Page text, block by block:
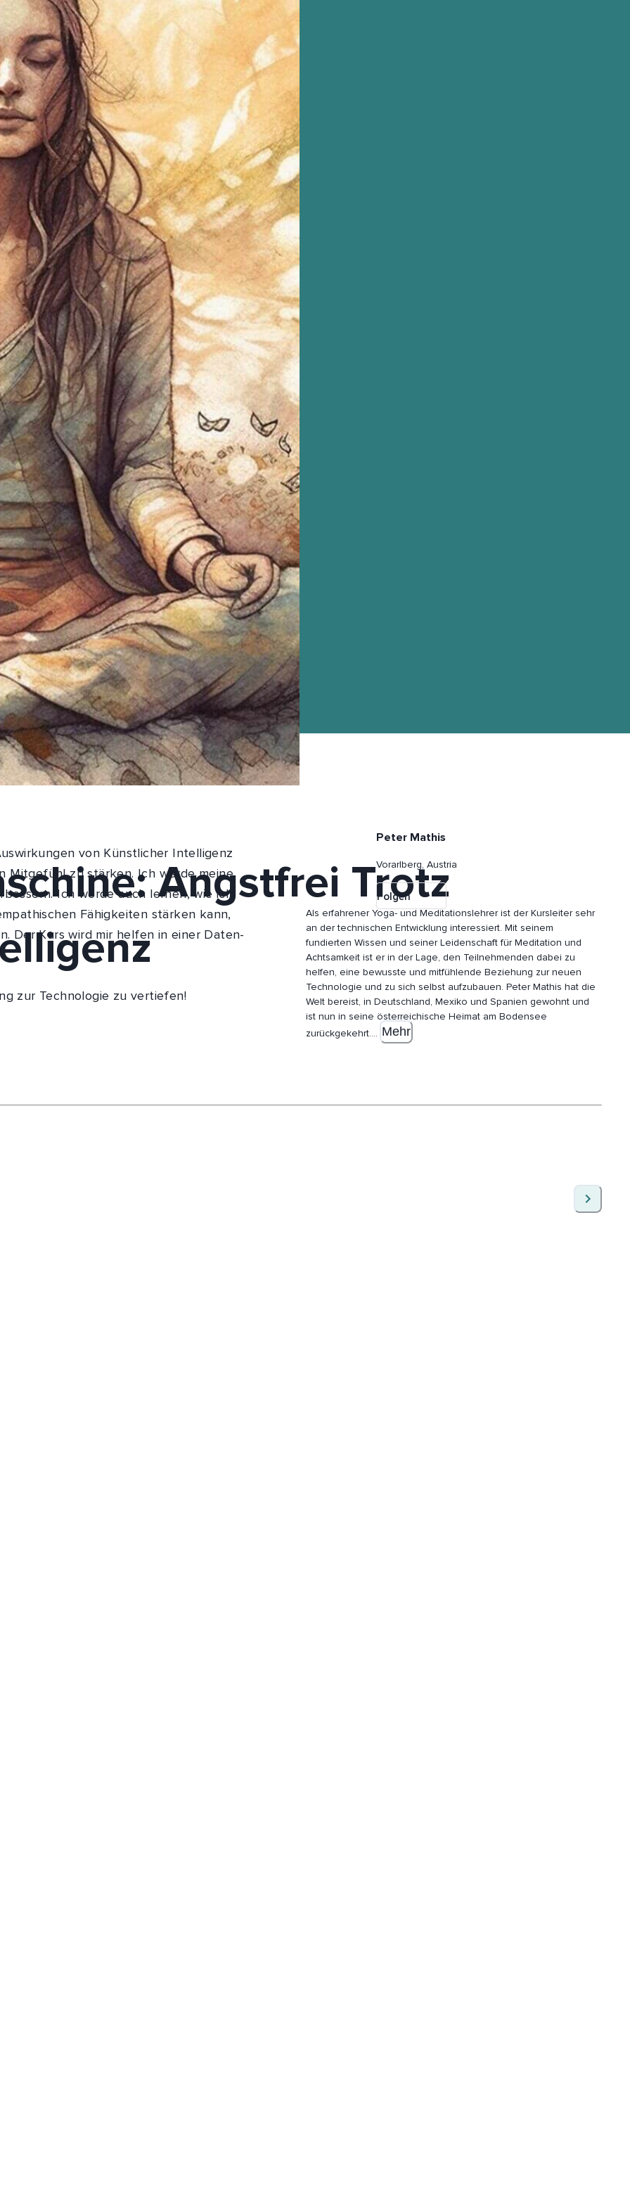
Angstfrei Trotz
von Künstlicher Intelligenz
Mitgefühl zu stärken. Ich werde meine
Ich werde auch lernen, wie ich
Fähigkeiten stärken kann,
Der Kurs wird mir helfen in einer Daten-
zur Technologie zu vertiefen!
Peter Mathis
Vorarlberg, Austria
Folgen
Als erfahrener Yoga- und Meditationslehrer ist der Kursleiter sehr
an der technischen Entwicklung interessiert. Mit seinem
fundierten Wissen und seiner Leidenschaft für Meditation und
Achtsamkeit ist er in der Lage, den Teilnehmenden dabei zu
helfen, eine bewusste und mitfühlende Beziehung zur neuen
Technologie und zu sich selbst aufzubauen. PeterMathis hat die
Welt bereist, in Deutschland, Mexiko und Spanien gewohnt und
ist nun in seine österreichische Heimat am Bodensee
zurückgekehrt.... Mehr